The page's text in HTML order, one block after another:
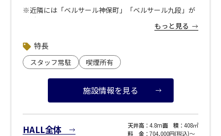
※近隣には「ベルサール神保町」「ベルサール九段」が
ございます。
▼近隣駐車場のご案内
※下記リンクより 「ベルサール神保町アネックス」で検
索ください。
<strong><a style="color: blue; text-decoration:
underline;" href="https://www.s-park.jp/">「s-
park</a>」</a></strong>（公財）東京都道路整備保全
もっと見る
特長
スタッフ常駐 喫煙所有
施設情報を見る
HALL全体 天井高 ：4.8m面 積 ：408㎡
料 金 ：704,000円(税込)〜
大型スクリーンあり
控室あり
裏導線あり
用途で選ぶ
パーティ・懇親会
株主総会・IR
プレス発表